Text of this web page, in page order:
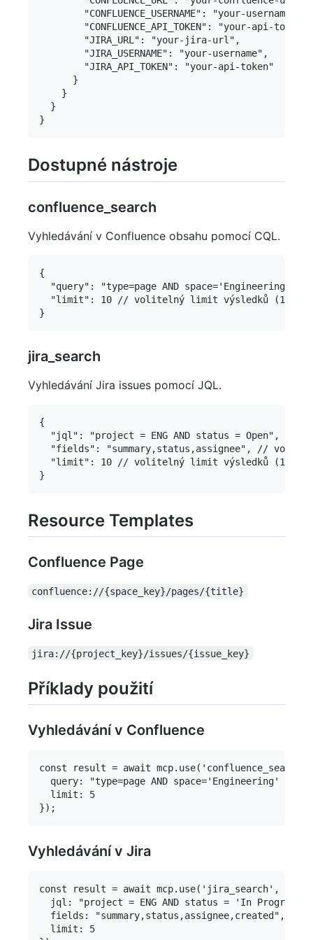
        "CONFLUENCE_USERNAME": "your-username",
        "CONFLUENCE_API_TOKEN": "your-api-token",
        "JIRA_URL": "your-jira-url",
        "JIRA_USERNAME": "your-username",
        "JIRA_API_TOKEN": "your-api-token"
      }
    }
  }
Dostupné nástroje
confluence_search
Vyhledávání v Confluence obsahu pomocí CQL.
{
"query": "type=page AND space='Engineering'",
  "limit": 10 // volitelný limit výsledků (1-50)
jira_search
Vyhledávání Jira issues pomocí JQL.
{
"jql": "project = ENG AND status = Open", //
"fields": "summary,status,assignee", //
  "limit": 10 // volitelný limit výsledků (1-50)
Resource Templates
Confluence Page
confluence://{space_key}/pages/{title}
Jira Issue
jira://{project_key}/issues/{issue_key}
Příklady použití
Vyhledávání v Confluence
const result = await
query: "type=page AND space='Engineering'
  limit: 5
Vyhledávání v Jira
const result = await mcp.use('jira_search', {
jql: "project = ENG AND status = 'In
  fields: "summary,status,assignee,created",
  limit: 5